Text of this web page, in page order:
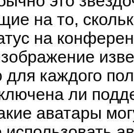
на то,
на
для каждого
ли
аватары